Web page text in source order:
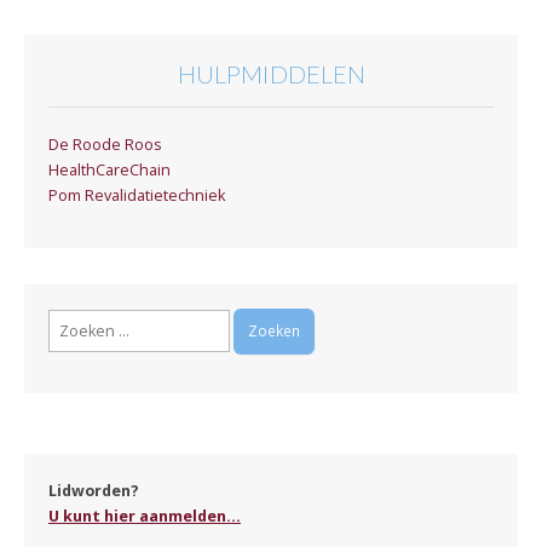
HULPMIDDELEN
De Roode Roos
HealthCareChain
Pom Revalidatietechniek
Zoeken
Lidworden?
U kunt hier aanmelden...